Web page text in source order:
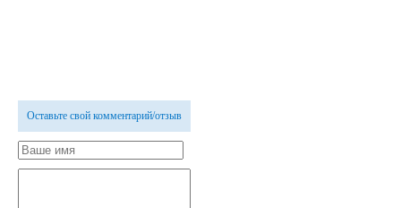
Оставьте свой комментарий/отзыв